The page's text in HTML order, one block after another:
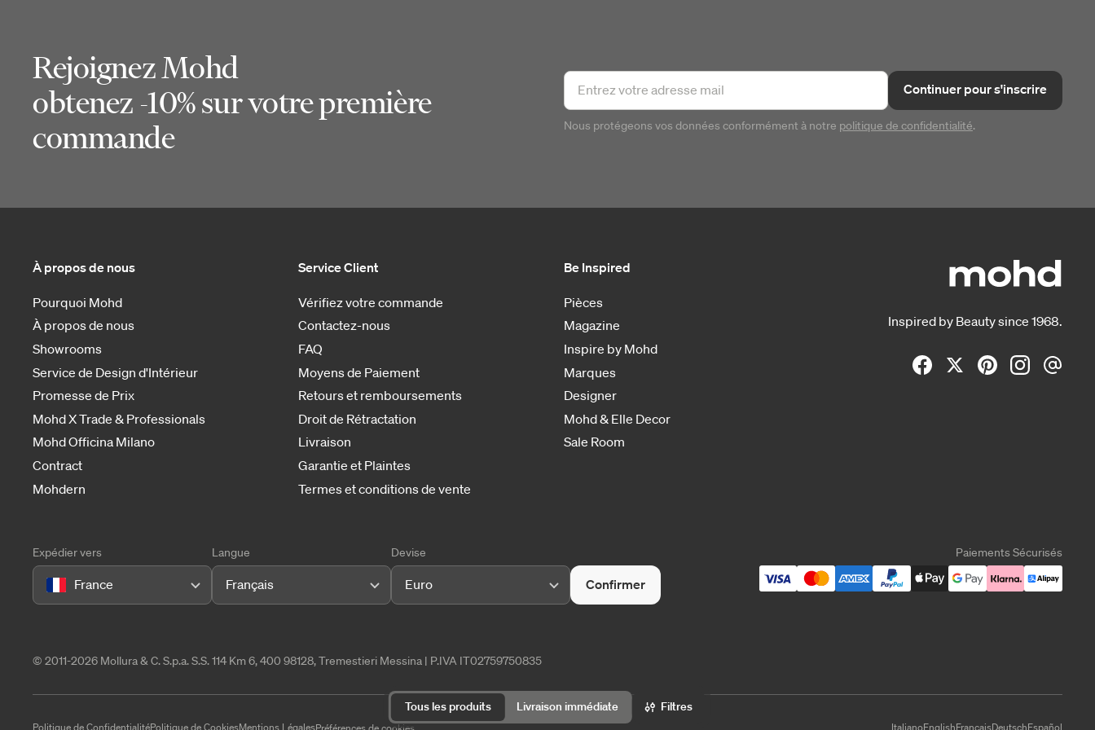
Tous les produits Livraison immédiate Filtres
Rejoignez Mohd
obtenez -10% sur votre première
commande
Continuer pour s'inscrire
Nous protégeons vos données conformément à notre politique de confidentialité.
Inspired by Beauty since 1968.
À propos de nous
Pourquoi Mohd
À propos de nous
Showrooms
Service de Design d'Intérieur
Promesse de Prix
Mohd X Trade & Professionals
Mohd Officina Milano
Contract
Mohdern
Service Client
Vérifiez votre commande
Contactez-nous
FAQ
Moyens de Paiement
Retours et remboursements
Droit de Rétractation
Livraison
Garantie et Plaintes
Termes et conditions de vente
Be Inspired
Pièces
Magazine
Inspire by Mohd
Marques
Designer
Mohd & Elle Decor
Sale Room
Expédier vers
France
Langue
Français
Devise
Euro Confirmer
Paiements Sécurisés
© 2011-2026 Mollura & C. S.p.a. S.S. 114 Km 6, 400 98128, Tremestieri Messina | P.IVA IT02759750835
Politique de ConfidentialitéPolitique de CookiesMentions Légales ItalianoEnglishFrançaisDeutschEspañol